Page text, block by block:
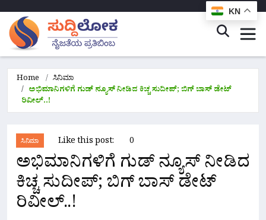
Home
ಸಿನಿಮಾ
ಅಭಿಮಾನಿಗಳಿಗೆ ಗುಡ್ ನ್ಯೂಸ್ ನೀಡಿದ ಕಿಚ್ಚ ಸುದೀಪ್; ಬಿಗ್ ಬಾಸ್ ಡೇಟ್
ರಿವೀಲ್..!
ಸಿನಿಮಾ Like this post: 0
ಅಭಿಮಾನಿಗಳಿಗೆ ಗುಡ್ ನ್ಯೂಸ್ ನೀಡಿದ
ಕಿಚ್ಚ ಸುದೀಪ್; ಬಿಗ್ ಬಾಸ್ ಡೇಟ್
ರಿವೀಲ್..!
KN